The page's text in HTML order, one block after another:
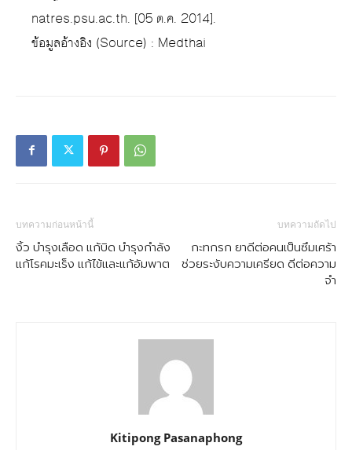
natres.psu.ac.th. [05 ต.ค. 2014].
ข้อมูลอ้างอิง (Source) : Medthai
บทความก่อนหน้านี้
งิ้ว บำรุงเลือด แก้บิด บำรุงกำลัง
แก้โรคมะเร็ง แก้ไข้และแก้อัมพาต
บทความถัดไป
กะทกรก ยาดีต่อคนเป็นซึมเศร้า
ช่วยระงับความเครียด ดีต่อความ
จำ
Kitipong Pasanaphong